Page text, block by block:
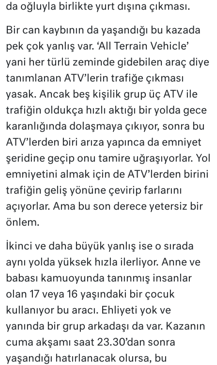
da oğluyla birlikte yurt dışına çıkması.
Bir can kaybının da yaşandığı bu kazada
pek çok yanlış var. ‘All Terrain Vehicle’
yani her türlü zeminde gidebilen araç diye
tanımlanan ATV’lerin trafiğe çıkması
yasak. Ancak beş kişilik grup üç ATV ile
trafiğin oldukça hızlı aktığı bir yolda gece
karanlığında dolaşmaya çıkıyor, sonra bu
ATV’lerden biri arıza yapınca da emniyet
şeridine geçip onu tamire uğraşıyorlar. Yol
emniyetini almak için de ATV’lerden birini
trafiğin geliş yönüne çevirip farlarını
açıyorlar. Ama bu son derece yetersiz bir
önlem.
İkinci ve daha büyük yanlış ise o sırada
aynı yolda yüksek hızla ilerliyor. Anne ve
babası kamuoyunda tanınmış insanlar
olan 17 veya 16 yaşındaki bir çocuk
kullanıyor bu aracı. Ehliyeti yok ve
yanında bir grup arkadaşı da var. Kazanın
cuma akşamı saat 23.30’dan sonra
yaşandığı hatırlanacak olursa, bu